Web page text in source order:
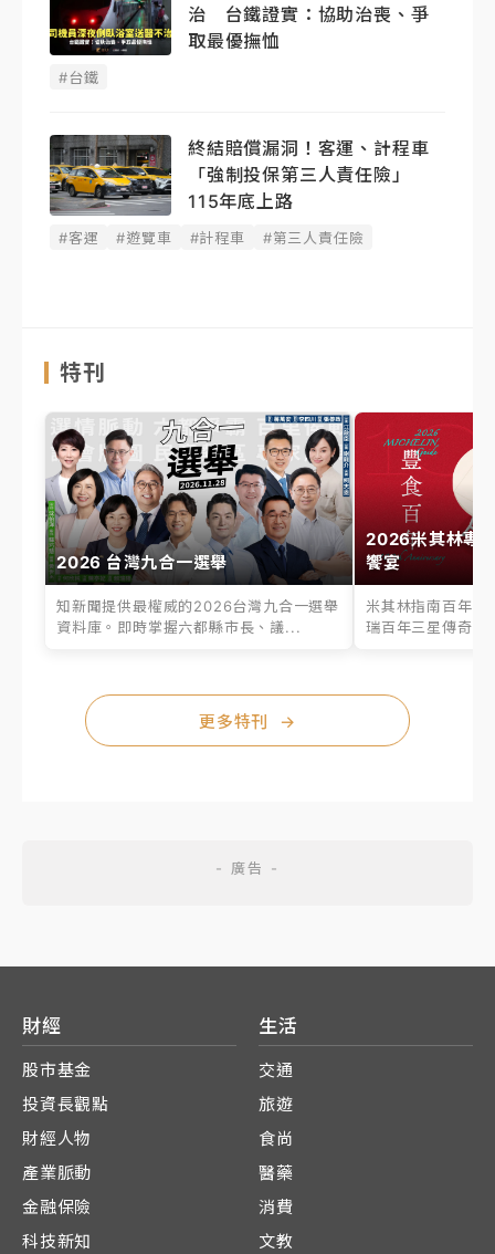
治 台鐵證實：協助治喪、爭
取最優撫恤
#台鐵
終結賠償漏洞！客運、計程車
「強制投保第三人責任險」
115年底上路
#客運 #遊覽車 #計程車 #第三人責任險
特刊
2026 台灣九合一選舉
知新聞提供最權威的2026台灣九合一選舉
資料庫。即時掌握六都縣市長、議...
2026米其林專
饗宴
米其林指南百年之
瑞百年三星傳奇、
更多特刊 →
財經
股市基金
投資長觀點
財經人物
產業脈動
金融保險
科技新知
生活
交通
旅遊
食尚
醫藥
消費
文教